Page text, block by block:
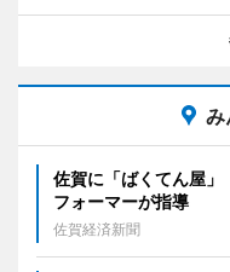
み
佐賀に「ばくてん屋
フォーマーが指導
佐賀経済新聞